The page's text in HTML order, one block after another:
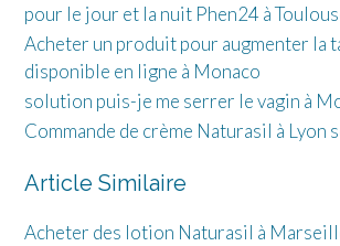
pour le jour et la nuit Phen24 à
Acheter un produit pour augmenter la
disponible en ligne à Monaco
solution puis-je me serrer le vagin à
Commande de crème Naturasil à Lyon
Article Similaire
Acheter des lotion Naturasil à